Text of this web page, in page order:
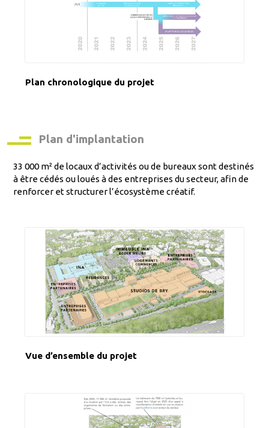
Plan chronologique du projet
Plan d'implantation
33 000 m² de locaux d’activités ou de bureaux sont destinés
à être cédés ou loués à des entreprises du secteur, afin de
renforcer et structurer l’écosystème créatif.
Vue d’ensemble du projet